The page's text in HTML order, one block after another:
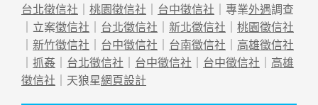
台北徵信社 ｜ 桃園徵信社 ｜ 台中徵信社 ｜專業外遇調查
｜立案徵信社 ｜ 台北徵信社 ｜ 新北徵信社 ｜ 桃園徵信社
｜ 新竹徵信社 ｜ 台中徵信社 ｜ 台南徵信社 ｜ 高雄徵信社
｜ 抓姦 ｜ 台北徵信社 ｜ 台中徵信社 ｜ 台中徵信社 ｜ 高雄
徵信社 ｜天狼星網頁設計